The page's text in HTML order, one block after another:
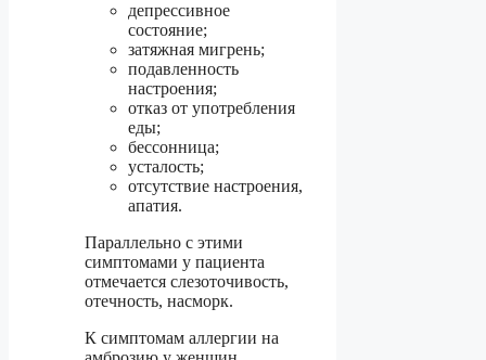
депрессивное
состояние;
затяжная мигрень;
подавленность
настроения;
отказ от употребления
еды;
бессонница;
усталость;
отсутствие настроения,
апатия.
Параллельно с этими
симптомами у пациента
отмечается слезоточивость,
отечность, насморк.
К симптомам аллергии на